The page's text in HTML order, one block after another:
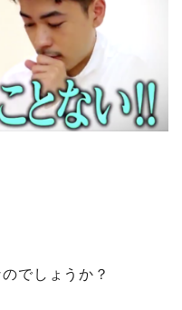
でしょうか？